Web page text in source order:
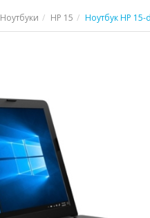
Ноутбуки HP 15 Ноутбук HP 15-